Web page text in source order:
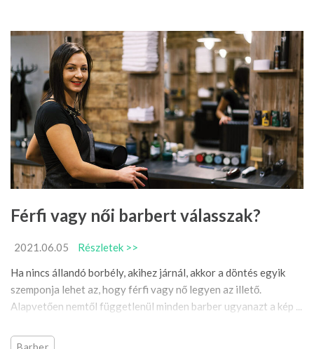
Férfi vagy női barbert válasszak?
2021.06.05
Részletek >>
Ha nincs állandó borbély, akihez járnál, akkor a döntés egyik
szemponja lehet az, hogy férfi vagy nő legyen az illető.
Alapvetően nemtől függetlenül minden barber ugyanazt a kép ...